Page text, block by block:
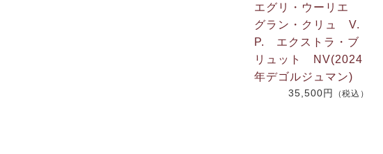
エグリ・ウーリエ
グラン・クリュ V.
P. エクストラ・ブ
リュット NV(2024
年デゴルジュマン)
35,500円 （税込）